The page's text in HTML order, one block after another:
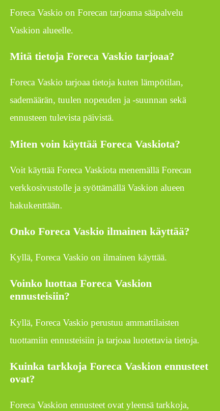
Foreca Vaskio on Forecan tarjoama sääpalvelu
Vaskion alueelle.
Mitä tietoja Foreca Vaskio tarjoaa?
Foreca Vaskio tarjoaa tietoja kuten lämpötilan,
sademäärän, tuulen nopeuden ja -suunnan sekä
ennusteen tulevista päivistä.
Miten voin käyttää Foreca Vaskiota?
Voit käyttää Foreca Vaskiota menemällä Forecan
verkkosivustolle ja syöttämällä Vaskion alueen
hakukenttään.
Onko Foreca Vaskio ilmainen käyttää?
Kyllä, Foreca Vaskio on ilmainen käyttää.
Voinko luottaa Foreca Vaskion
ennusteisiin?
Kyllä, Foreca Vaskio perustuu ammattilaisten
tuottamiin ennusteisiin ja tarjoaa luotettavia tietoja.
Kuinka tarkkoja Foreca Vaskion ennusteet
ovat?
Foreca Vaskion ennusteet ovat yleensä tarkkoja,